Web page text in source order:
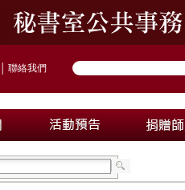
聯絡我們